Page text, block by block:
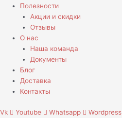
Полезности
Акции и скидки
Отзывы
О нас
Наша команда
Документы
Блог
Доставка
Контакты
Vk Youtube Whatsapp
Wordpress